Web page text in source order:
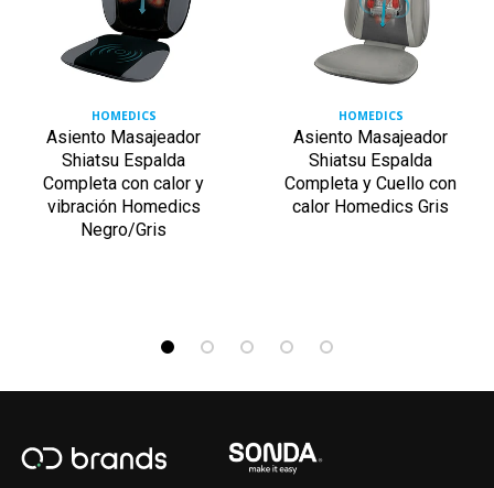
HOMEDICS
Asiento Masajeador
Shiatsu Espalda
Completa con calor y
vibración Homedics
Negro/Gris
HOMEDICS
Asiento Masajeador
Shiatsu Espalda
Completa y Cuello con
calor Homedics Gris